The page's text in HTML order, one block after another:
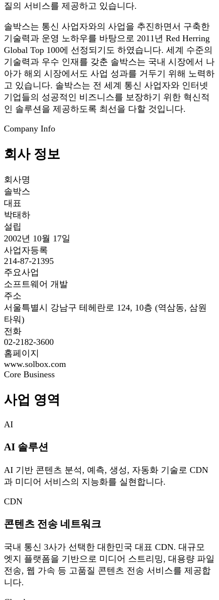
질의 서비스를 제공하고 있습니다.
솔박스는 통신 사업자와의 사업을 추진하면서 구축한
기술력과 운영 노하우를 바탕으로 2011년 Red Herring
Global Top 100에 선정되기도 하였습니다. 세계 수준의
기술력과 우수 인재를 갖춘 솔박스는 국내 시장에서 나
아가 해외 시장에서도 사업 성과를 거두기 위해 노력하
고 있습니다. 솔박스는 전 세계 통신 사업자와 인터넷
기업들의 성공적인 비즈니스를 보장하기 위한 혁신적
인 솔루션을 제공하도록 최선을 다할 것입니다.
Company Info
회사 정보
회사명
솔박스
대표
박태하
설립
2002년 10월 17일
사업자등록
214-87-21395
주요사업
소프트웨어 개발
주소
서울특별시 강남구 테헤란로 124, 10층 (역삼동, 삼원
타워)
전화
02-2182-3600
홈페이지
www.solbox.com
Core Business
사업 영역
AI
AI 솔루션
AI 기반 콘텐츠 분석, 예측, 생성, 자동화 기술로 CDN
과 미디어 서비스의 지능화를 실현합니다.
CDN
콘텐츠 전송 네트워크
국내 통신 3사가 선택한 대한민국 대표 CDN. 대규모
엣지 플랫폼을 기반으로 미디어 스트리밍, 대용량 파일
전송, 웹 가속 등 고품질 콘텐츠 전송 서비스를 제공합
니다.